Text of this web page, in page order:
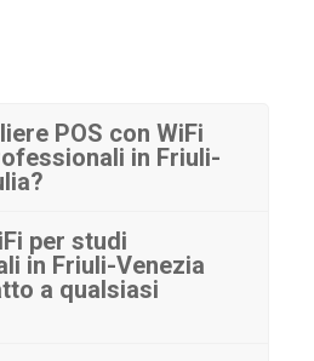
POS con WiFi
in Friuli-
per studi
in Friuli-Venezia
a qualsiasi